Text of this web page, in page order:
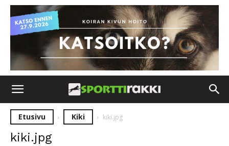
Etusivu Kiki kiki.jpg
kiki.jpg